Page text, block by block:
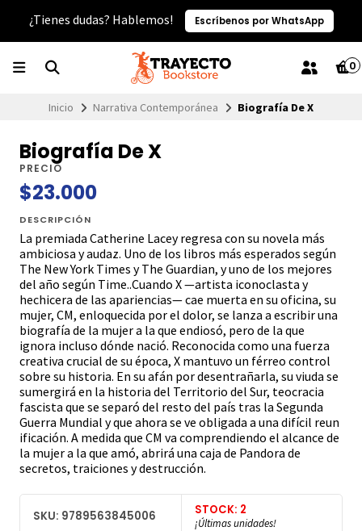
¿Tienes dudas? Hablemos! Escríbenos por WhatsApp
0
Inicio Narrativa Contemporánea Biografía De X
Biografía De X
PRECIO
$23.000
DESCRIPCIÓN
La premiada Catherine Lacey regresa con su novela más
ambiciosa y audaz. Uno de los libros más esperados según
The New York Times y The Guardian, y uno de los mejores
del año según Time..Cuando X —artista iconoclasta y
hechicera de las apariencias— cae muerta en su oficina, su
mujer, CM, enloquecida por el dolor, se lanza a escribir una
biografía de la mujer a la que endiosó, pero de la que
ignora incluso dónde nació. Reconocida como una fuerza
creativa crucial de su época, X mantuvo un férreo control
sobre su historia. En su afán por desentrañarla, su viuda se
sumergirá en la historia del Territorio del Sur, teocracia
fascista que se separó del resto del país tras la Segunda
Guerra Mundial y que ahora se ve obligada a una difícil reun
ificación. A medida que CM va comprendiendo el alcance de
la mujer a la que amó, abrirá una caja de Pandora de
secretos, traiciones y destrucción.
SKU: 9789563845006 STOCK: 2
¡Últimas unidades!